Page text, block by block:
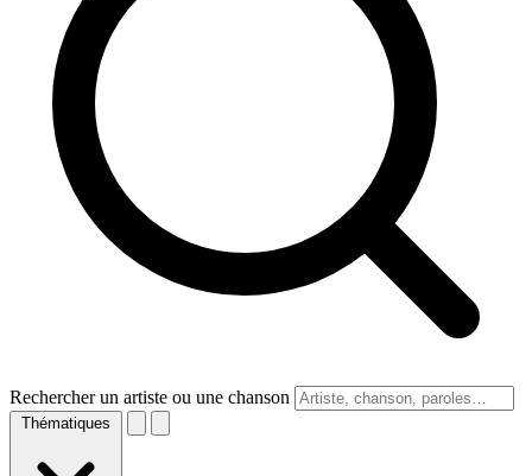
Rechercher un artiste ou une chanson
Thématiques